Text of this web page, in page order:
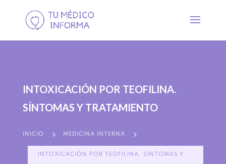
INTOXICACIÓN POR TEOFILINA.
SÍNTOMAS Y TRATAMIENTO
INICIO 5 MEDICINA INTERNA 5
INTOXICACIÓN POR TEOFILINA. SÍNTOMAS Y